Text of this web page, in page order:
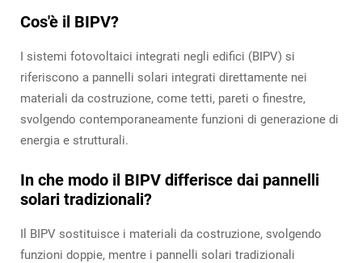
Cos'è il BIPV?
I sistemi fotovoltaici integrati negli edifici (BIPV) si
riferiscono a pannelli solari integrati direttamente nei
materiali da costruzione, come tetti, pareti o finestre,
svolgendo contemporaneamente funzioni di generazione di
energia e strutturali.
In che modo il BIPV differisce dai pannelli
solari tradizionali?
Il BIPV sostituisce i materiali da costruzione, svolgendo
funzioni doppie, mentre i pannelli solari tradizionali